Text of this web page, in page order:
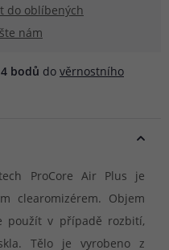
do oblíbených
nám
4 bodů do věrnostního
ProCore Air Plus je
clearomizérem. Objem
použít v případě rozbití,
Tělo je vyrobeno z